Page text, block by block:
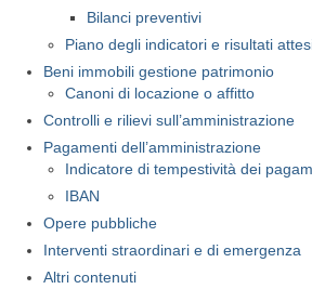
Bilanci preventivi
Piano degli indicatori e risultati
Beni immobili gestione patrimonio
Canoni di locazione o affitto
Controlli e rilievi sull’amministrazione
Pagamenti dell’amministrazione
Indicatore di tempestività dei
IBAN
Opere pubbliche
Interventi straordinari e di emergenza
Altri contenuti